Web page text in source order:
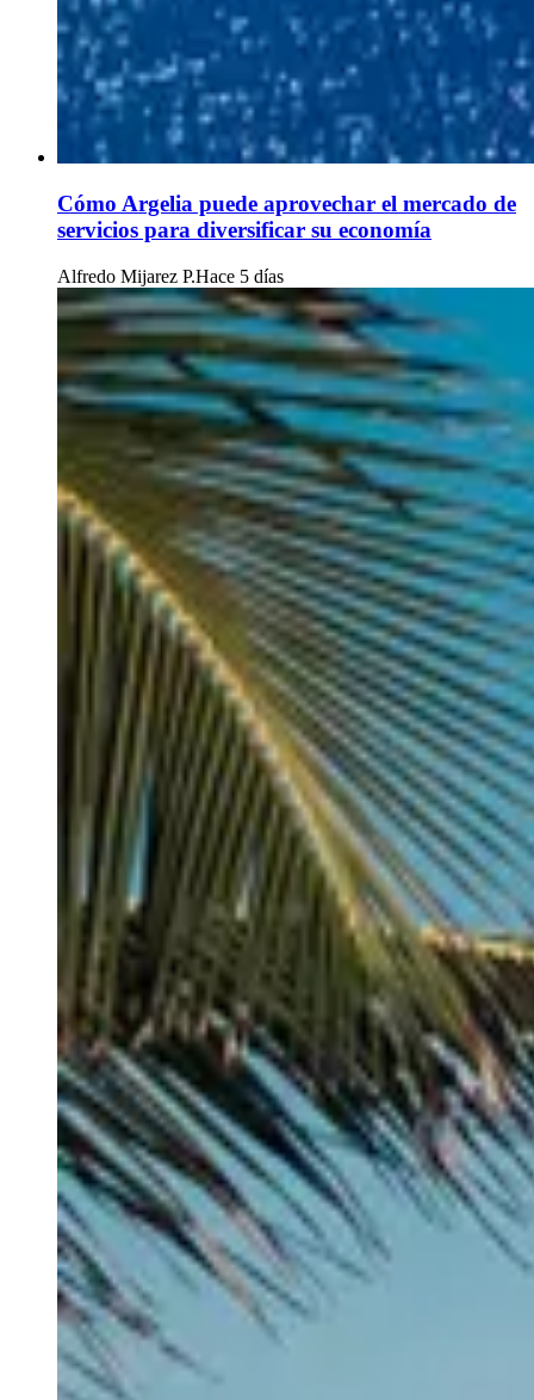
Cómo Argelia puede aprovechar el mercado de
servicios para diversificar su economía
Alfredo Mijarez P.Hace 5 días